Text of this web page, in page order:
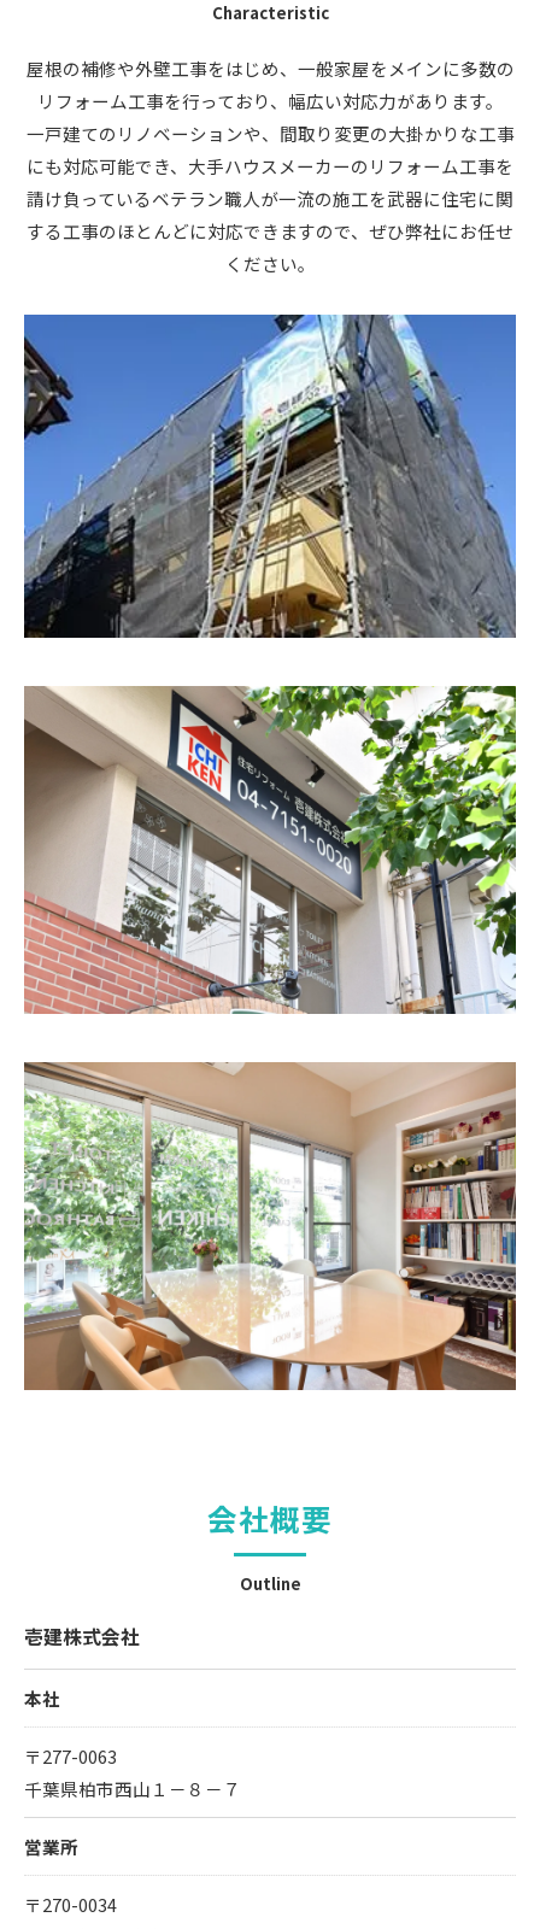
Characteristic
屋根の補修や外壁工事をはじめ、一般家屋をメインに多数の
リフォーム工事を行っており、幅広い対応力があります。
一戸建てのリノベーションや、間取り変更の大掛かりな工事
にも対応可能でき、大手ハウスメーカーのリフォーム工事を
請け負っているベテラン職人が一流の施工を武器に住宅に関
する工事のほとんどに対応できますので、ぜひ弊社にお任せ
ください。
会社概要
Outline
壱建株式会社
営業所
〒270-0034
本社
〒277-0063
千葉県柏市西山１－８－７